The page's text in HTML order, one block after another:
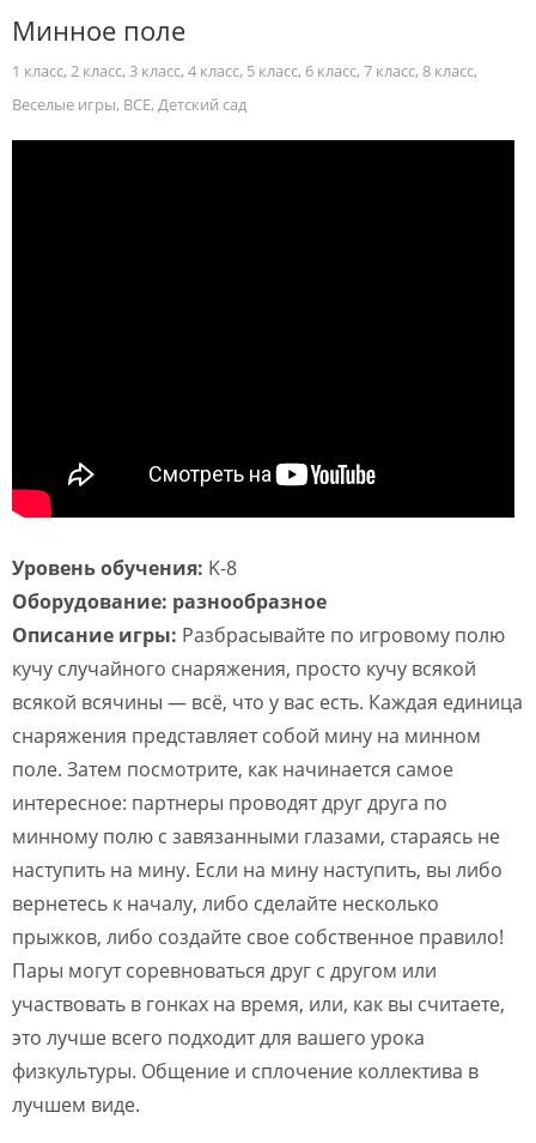
Минное поле
1 класс, 2 класс, 3 класс, 4 класс, 5 класс, 6 класс, 7 класс, 8 класс,
Веселые игры, ВСЕ, Детский сад
Уровень обучения: K-8
Оборудование: разнообразное
Описание игры: Разбрасывайте по игровому полю
кучу случайного снаряжения, просто кучу всякой
всякой всячины — всё, что у вас есть. Каждая единица
снаряжения представляет собой мину на минном
поле. Затем посмотрите, как начинается самое
интересное: партнеры проводят друг друга по
минному полю с завязанными глазами, стараясь не
наступить на мину. Если на мину наступить, вы либо
вернетесь к началу, либо сделайте несколько
прыжков, либо создайте свое собственное правило!
Пары могут соревноваться друг с другом или
участвовать в гонках на время, или, как вы считаете,
это лучше всего подходит для вашего урока
физкультуры. Общение и сплочение коллектива в
лучшем виде.